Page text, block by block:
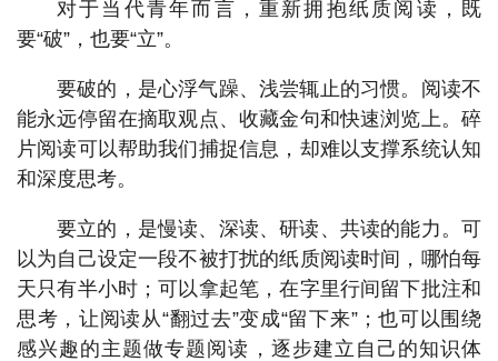
对于当代青年而言，重新拥抱纸质阅读，既
要“破”，也要“立”。
要破的，是心浮气躁、浅尝辄止的习惯。阅读不
能永远停留在摘取观点、收藏金句和快速浏览上。碎
片阅读可以帮助我们捕捉信息，却难以支撑系统认知
和深度思考。
要立的，是慢读、深读、研读、共读的能力。可
以为自己设定一段不被打扰的纸质阅读时间，哪怕每
天只有半小时；可以拿起笔，在字里行间留下批注和
思考，让阅读从“翻过去”变成“留下来”；也可以围绕
感兴趣的主题做专题阅读，逐步建立自己的知识体